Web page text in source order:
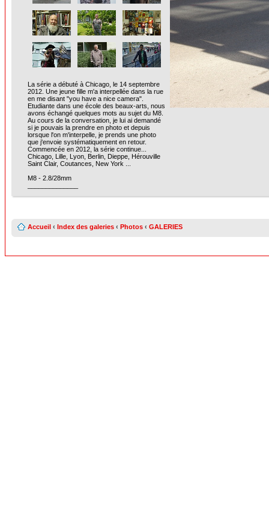
La série a débuté à Chicago, le 14 septembre
2012. Une jeune fille m'a interpellée dans la rue
en me disant "you have a nice camera".
Etudiante dans une école des beaux-arts, nous
avons échangé quelques mots au sujet du M8.
Au cours de la conversation, je lui ai demandé
si je pouvais la prendre en photo et depuis
lorsque l'on m'interpelle, je prends une photo
que j'envoie systématiquement en retour.
Commencée en 2012, la série continue...
Chicago, Lille, Lyon, Berlin, Dieppe, Hérouville
Saint Clair, Coutances, New York ...
M8 - 2.8/28mm
Accueil ‹ Index des galeries ‹ Photos ‹ GALERIES